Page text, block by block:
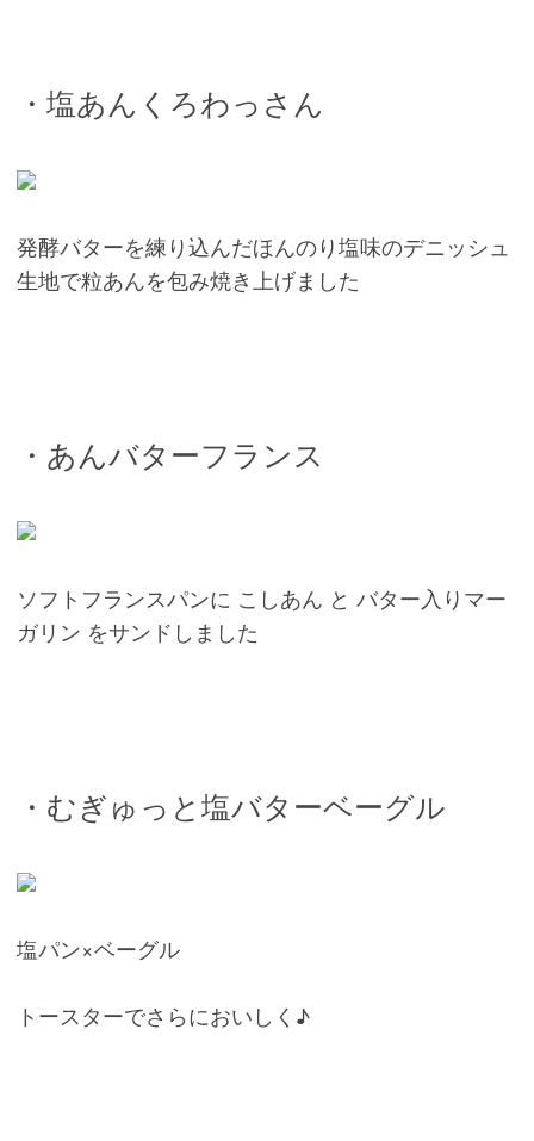
・塩あんくろわっさん
発酵バターを練り込んだほんのり塩味のデニッシュ
生地で粒あんを包み焼き上げました
・あんバターフランス
ソフトフランスパンに こしあん と バター入りマー
ガリン をサンドしました
・むぎゅっと塩バターベーグル
塩パン×ベーグル
トースターでさらにおいしく♪